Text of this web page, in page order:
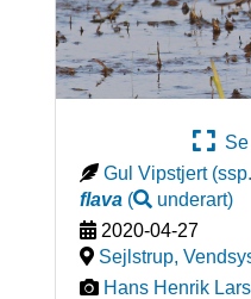
Se
Gul Vipstjert
flava( underart)
2020-04-27
Sejlstrup,
Hans Henrik